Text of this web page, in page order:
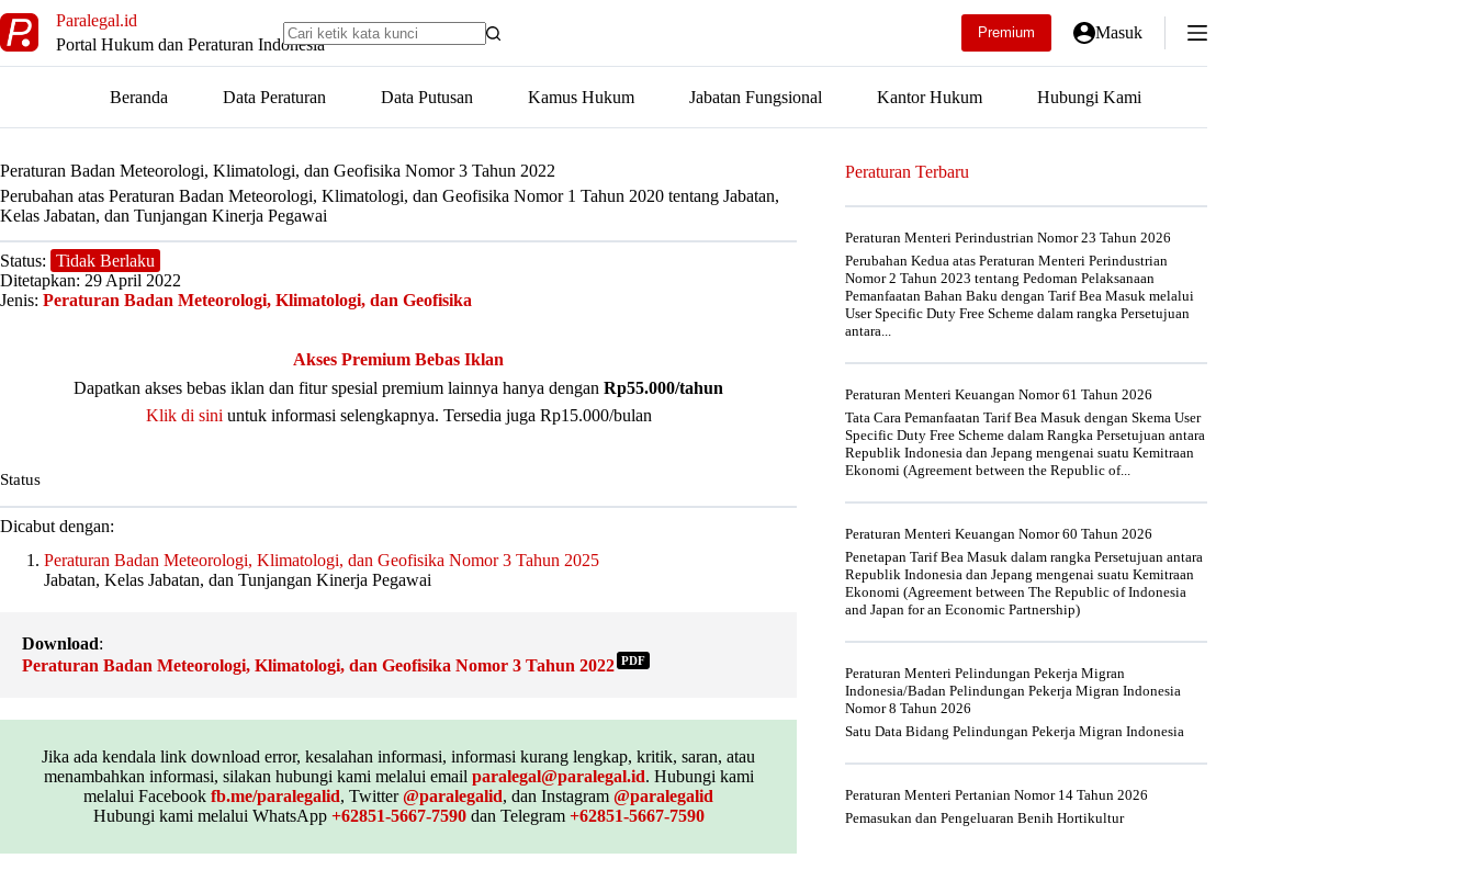
to
content
Paralegal.id
Portal Hukum dan Peraturan Indonesia
Premium Masuk
Beranda Data Peraturan Data Putusan Kamus Hukum Jabatan Fungsional Kantor Hukum Hubungi Kami
Peraturan Badan Meteorologi, Klimatologi, dan Geofisika Nomor 3 Tahun 2022
Perubahan atas Peraturan Badan Meteorologi, Klimatologi, dan Geofisika Nomor 1 Tahun 2020 tentang Jabatan,
Kelas Jabatan, dan Tunjangan Kinerja Pegawai
Status: Tidak Berlaku
Ditetapkan: 29 April 2022
Jenis: Peraturan Badan Meteorologi, Klimatologi, dan Geofisika
Akses Premium Bebas Iklan
Dapatkan akses bebas iklan dan fitur spesial premium lainnya hanya dengan Rp55.000/tahun
Klik di sini untuk informasi selengkapnya. Tersedia juga Rp15.000/bulan
Status
Dicabut dengan:
Peraturan Badan Meteorologi, Klimatologi, dan Geofisika Nomor 3 Tahun 2025
Jabatan, Kelas Jabatan, dan Tunjangan Kinerja Pegawai
Download:
Peraturan Badan Meteorologi, Klimatologi, dan Geofisika Nomor 3 Tahun 2022 PDF
Jika ada kendala link download error, kesalahan informasi, informasi kurang lengkap, kritik, saran, atau
menambahkan informasi, silakan hubungi kami melalui email paralegal@paralegal.id. Hubungi kami
melalui Facebook fb.me/paralegalid, Twitter@paralegalid, dan Instagram @paralegalid
Hubungi kami melalui WhatsApp +62851-5667-7590dan Telegram +62851-5667-7590
Peraturan Terbaru
Peraturan Menteri Perindustrian Nomor 23 Tahun 2026
Perubahan Kedua atas Peraturan Menteri Perindustrian
Nomor 2 Tahun 2023 tentang Pedoman Pelaksanaan
Pemanfaatan Bahan Baku dengan Tarif Bea Masuk melalui
User Specific Duty Free Scheme dalam rangka Persetujuan
antara...
Peraturan Menteri Keuangan Nomor 61 Tahun 2026
Tata Cara Pemanfaatan Tarif Bea Masuk dengan Skema User
Specific Duty Free Scheme dalam Rangka Persetujuan antara
Republik Indonesia dan Jepang mengenai suatu Kemitraan
Ekonomi (Agreement between the Republic of...
Peraturan Menteri Keuangan Nomor 60 Tahun 2026
Penetapan Tarif Bea Masuk dalam rangka Persetujuan antara
Republik Indonesia dan Jepang mengenai suatu Kemitraan
Ekonomi (Agreement between The Republic of Indonesia
and Japan for an Economic Partnership)
Peraturan Menteri Pelindungan Pekerja Migran
Indonesia/Badan Pelindungan Pekerja Migran Indonesia
Nomor 8 Tahun 2026
Satu Data Bidang Pelindungan Pekerja Migran Indonesia
Peraturan Menteri Pertanian Nomor 14 Tahun 2026
Pemasukan dan Pengeluaran Benih Hortikultur